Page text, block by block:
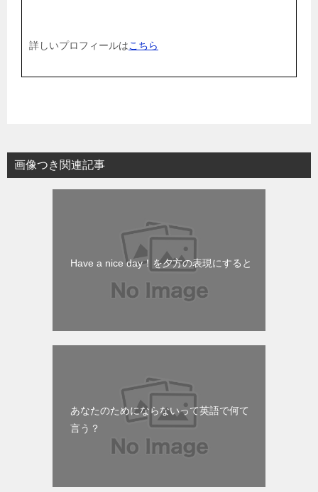
詳しいプロフィールはこちら
画像つき関連記事
Have a nice day！を夕方の表現にすると
あなたのためにならないって英語で何て
言う？